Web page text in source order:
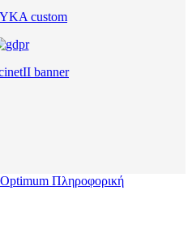
Optimum Πληροφορική